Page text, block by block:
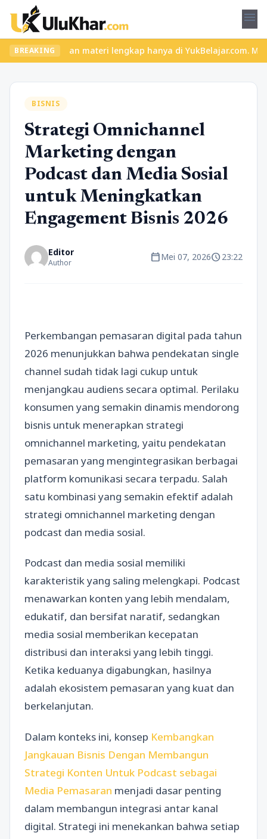
menu
BREAKING
seru dan materi lengkap hanya di YukBelajar.com. Mulai
BISNIS
Strategi Omnichannel
Marketing dengan
Podcast dan Media Sosial
untuk Meningkatkan
Engagement Bisnis 2026
Editor
Author calendar_todayMei 07, 2026schedule23:22
Perkembangan pemasaran digital pada tahun
2026 menunjukkan bahwa pendekatan single
channel sudah tidak lagi cukup untuk
menjangkau audiens secara optimal. Perilaku
konsumen yang semakin dinamis mendorong
bisnis untuk menerapkan strategi
omnichannel marketing, yaitu pendekatan
pemasaran yang mengintegrasikan berbagai
platform komunikasi secara terpadu. Salah
satu kombinasi yang semakin efektif adalah
strategi omnichannel marketing dengan
podcast dan media sosial.
Podcast dan media sosial memiliki
karakteristik yang saling melengkapi. Podcast
menawarkan konten yang lebih mendalam,
edukatif, dan bersifat naratif, sedangkan
media sosial memberikan kecepatan
distribusi dan interaksi yang lebih tinggi.
Ketika keduanya digabungkan, hasilnya
adalah ekosistem pemasaran yang kuat dan
berkelanjutan.
Dalam konteks ini, konsep Kembangkan
Jangkauan Bisnis Dengan Membangun
Strategi Konten Untuk Podcast sebagai
Media Pemasaran menjadi dasar penting
dalam membangun integrasi antar kanal
digital. Strategi ini menekankan bahwa setiap